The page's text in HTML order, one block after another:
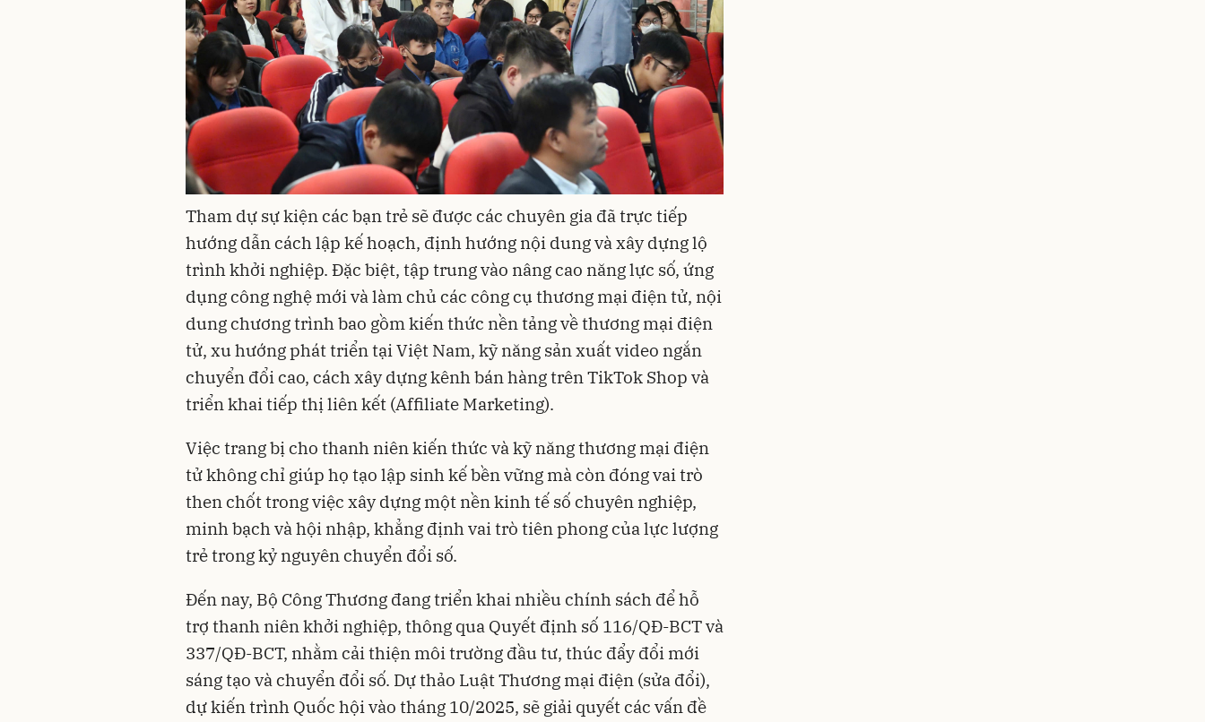
Tham dự sự kiện các bạn trẻ sẽ được các chuyên gia đã trực tiếp
hướng dẫn cách lập kế hoạch, định hướng nội dung và xây dựng lộ
trình khởi nghiệp. Đặc biệt, tập trung vào nâng cao năng lực số, ứng
dụng công nghệ mới và làm chủ các công cụ thương mại điện tử, nội
dung chương trình bao gồm kiến thức nền tảng về thương mại điện
tử, xu hướng phát triển tại Việt Nam, kỹ năng sản xuất video ngắn
chuyển đổi cao, cách xây dựng kênh bán hàng trên TikTok Shop và
triển khai tiếp thị liên kết (Affiliate Marketing).
Việc trang bị cho thanh niên kiến thức và kỹ năng thương mại điện
tử không chỉ giúp họ tạo lập sinh kế bền vững mà còn đóng vai trò
then chốt trong việc xây dựng một nền kinh tế số chuyên nghiệp,
minh bạch và hội nhập, khẳng định vai trò tiên phong của lực lượng
trẻ trong kỷ nguyên chuyển đổi số.
Đến nay, Bộ Công Thương đang triển khai nhiều chính sách để hỗ
trợ thanh niên khởi nghiệp, thông qua Quyết định số 116/QĐ-BCT và
337/QĐ-BCT, nhằm cải thiện môi trường đầu tư, thúc đẩy đổi mới
sáng tạo và chuyển đổi số. Dự thảo Luật Thương mại điện (sửa đổi),
dự kiến trình Quốc hội vào tháng 10/2025, sẽ giải quyết các vấn đề